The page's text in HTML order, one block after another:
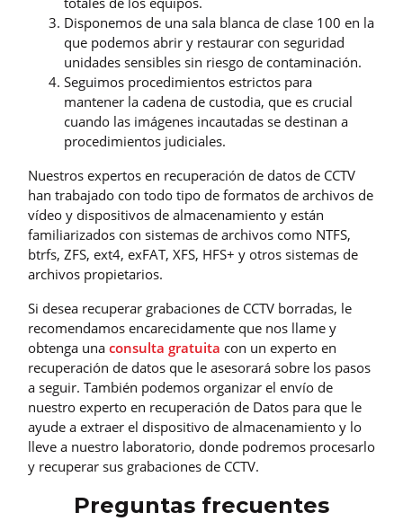
Disponemos de una sala blanca de clase 100 en la
que podemos abrir y restaurar con seguridad
unidades sensibles sin riesgo de contaminación.
Seguimos procedimientos estrictos para
mantener la cadena de custodia, que es crucial
cuando las imágenes incautadas se destinan a
procedimientos judiciales.
Nuestros expertos en recuperación de datos de CCTV
han trabajado con todo tipo de formatos de archivos de
vídeo y dispositivos de almacenamiento y están
familiarizados con sistemas de archivos como NTFS,
btrfs, ZFS, ext4, exFAT, XFS, HFS+ y otros sistemas de
archivos propietarios.
Si desea recuperar grabaciones de CCTV borradas, le
recomendamos encarecidamente que nos llame y
obtenga una consulta gratuita con un experto en
recuperación de datos que le asesorará sobre los pasos
a seguir. También podemos organizar el envío de
nuestro experto en recuperación de Datos para que le
ayude a extraer el dispositivo de almacenamiento y lo
lleve a nuestro laboratorio, donde podremos procesarlo
y recuperar sus grabaciones de CCTV.
Preguntas frecuentes